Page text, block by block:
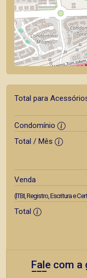
Total para
Condomínio
Total / Mês
Venda
(ITBI, Registro, Escritura e
Total
Fale com a